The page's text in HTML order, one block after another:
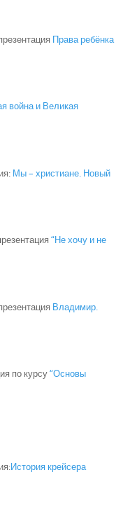
Права ребёнка
война и Великая
Мы – христиане. Новый
“Не хочу и не
Владимир.
по курсу“Основы
История крейсера